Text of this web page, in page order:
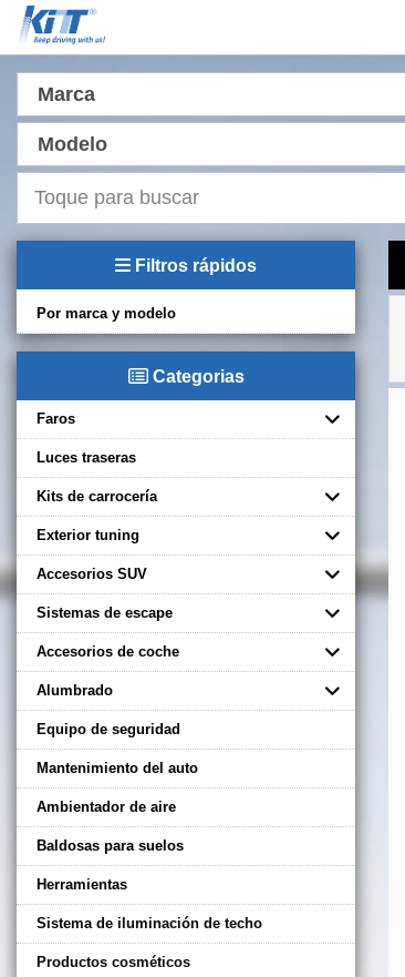
Marca
Modelo
Filtros rápidos
Por marca y modelo
Categorias
Faros
Luces traseras
Kits de carrocería
Exterior tuning
Accesorios SUV
Sistemas de escape
Accesorios de coche
Alumbrado
Equipo de seguridad
Mantenimiento del auto
Ambientador de aire
Baldosas para suelos
Herramientas
Sistema de iluminación de techo
Productos cosméticos